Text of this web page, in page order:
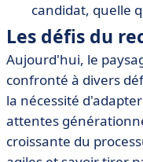
candidat, quelle
Les défis du
Aujourd'hui, le
confronté à divers
la nécessité
attentes
croissante du